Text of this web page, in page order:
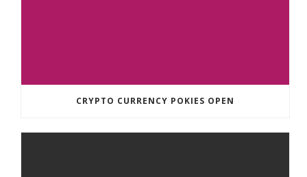
CRYPTO CURRENCY POKIES OPEN